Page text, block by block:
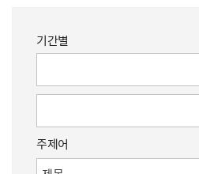
기간별
주제어